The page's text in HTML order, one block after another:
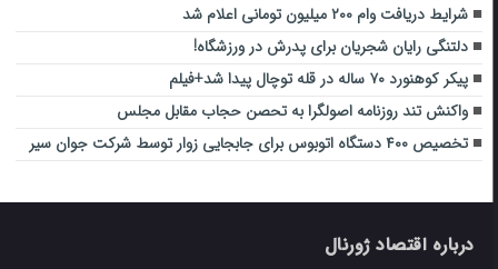
شرایط دریافت وام ۲۰۰ میلیون تومانی اعلام شد
دلتنگی رایان شجریان برای پدرش در ورزشگاه!
پیکر کوهنورد ۷۰ ساله در قله توچال پیدا شد+فیلم
واکنش تند روزنامه اصولگرا به تحصن حجاب مقابل مجلس
تخصیص ۴۰۰ دستگاه اتوبوس برای جابجایی زوار توسط شرکت جوان سیر
درباره اقتصاد ژورنال